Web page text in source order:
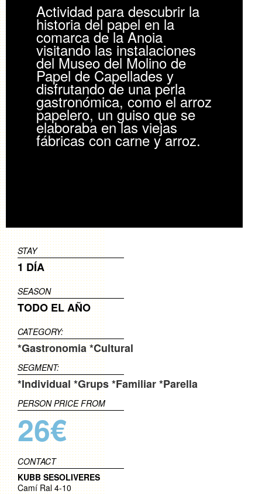
Actividad para descubrir la
historia del papel en la
comarca de la Anoia
visitando las instalaciones
del Museo del Molino de
Papel de Capellades y
disfrutando de una perla
gastronómica, como el arroz
papelero, un guiso que se
elaboraba en las viejas
fábricas con carne y arroz.
STAY
1 DÍA
SEASON
TODO EL AÑO
CATEGORY:
*Gastronomia*Cultural
SEGMENT:
*Individual*Grups*Familiar*Parella
PERSON PRICE FROM
26€
CONTACT
KUBB SESOLIVERES
Camí Ral 4-10